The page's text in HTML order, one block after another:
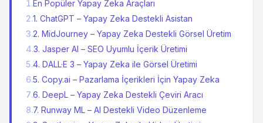
1.En Popüler Yapay Zeka Araçları
2.1. ChatGPT – Yapay Zeka Destekli Asistan
3.2. MidJourney – Yapay Zeka Destekli Görsel Üretim
4.3. Jasper AI – SEO Uyumlu İçerik Üretimi
5.4. DALL·E 3 – Yapay Zeka ile Görsel Üretimi
6.5. Copy.ai – Pazarlama İçerikleri İçin Yapay Zeka
7.6. DeepL – Yapay Zeka Destekli Çeviri Aracı
8.7. Runway ML – AI Destekli Video Düzenleme